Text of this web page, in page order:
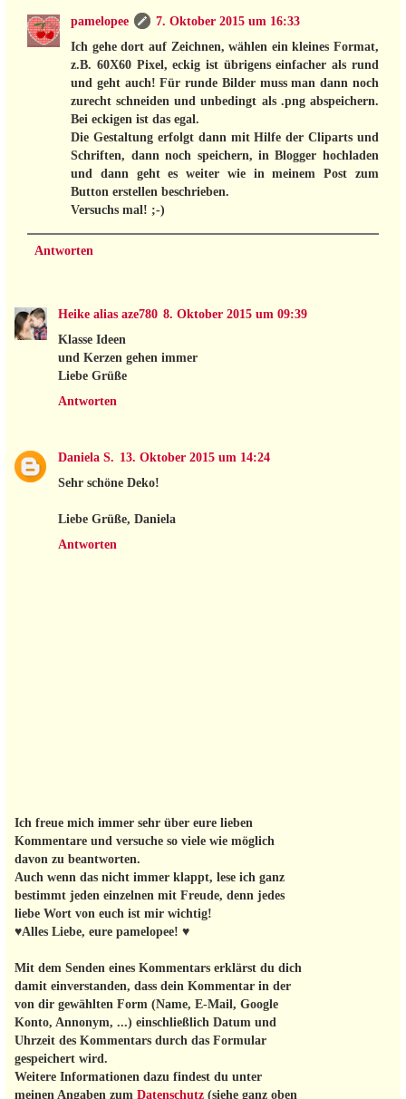
pamelopee
7. Oktober 2015 um 16:33
Ich gehe dort auf Zeichnen, wählen ein kleines Format,
z.B. 60X60 Pixel, eckig ist übrigens einfacher als rund
und geht auch! Für runde Bilder muss man dann noch
zurecht schneiden und unbedingt als .png abspeichern.
Bei eckigen ist das egal.
Die Gestaltung erfolgt dann mit Hilfe der Cliparts und
Schriften, dann noch speichern, in Blogger hochladen
und dann geht es weiter wie in meinem Post zum
Button erstellen beschrieben.
Versuchs mal! ;-)
Antworten
Heike alias aze780 8. Oktober 2015 um 09:39
Klasse Ideen
und Kerzen gehen immer
Liebe Grüße
Antworten
Daniela S. 13. Oktober 2015 um 14:24
Sehr schöne Deko!
Liebe Grüße, Daniela
Antworten
Ich freue mich immer sehr über eure lieben
Kommentare und versuche so viele wie möglich
davon zu beantworten.
Auch wenn das nicht immer klappt, lese ich ganz
bestimmt jeden einzelnen mit Freude, denn jedes
liebe Wort von euch ist mir wichtig!
♥Alles Liebe, eure pamelopee! ♥
Mit dem Senden eines Kommentars erklärst du dich
damit einverstanden, dass dein Kommentar in der
von dir gewählten Form (Name, E-Mail, Google
Konto, Annonym, ...) einschließlich Datum und
Uhrzeit des Kommentars durch das Formular
gespeichert wird.
Weitere Informationen dazu findest du unter
meinen Angaben zum Datenschutz (siehe ganz oben